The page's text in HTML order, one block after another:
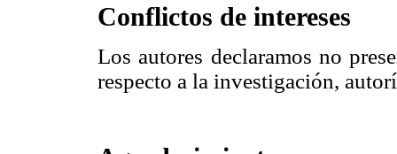
Conflictos de intereses
Los autores declaramos no
respecto a la investigación,